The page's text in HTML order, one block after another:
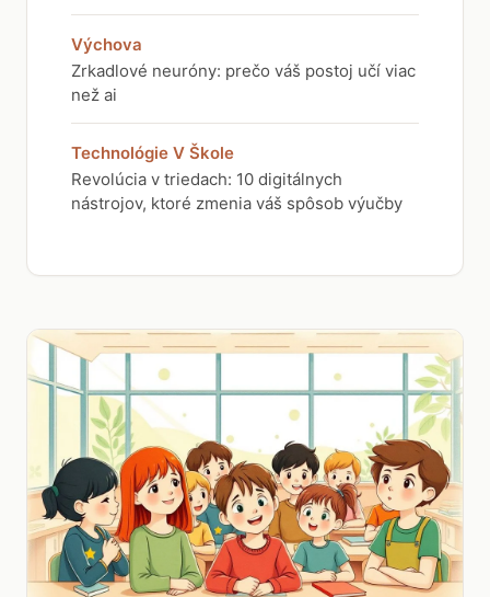
Výchova
Zrkadlové neuróny: prečo váš postoj učí viac
než ai
Technológie V Škole
Revolúcia v triedach: 10 digitálnych
nástrojov, ktoré zmenia váš spôsob výučby